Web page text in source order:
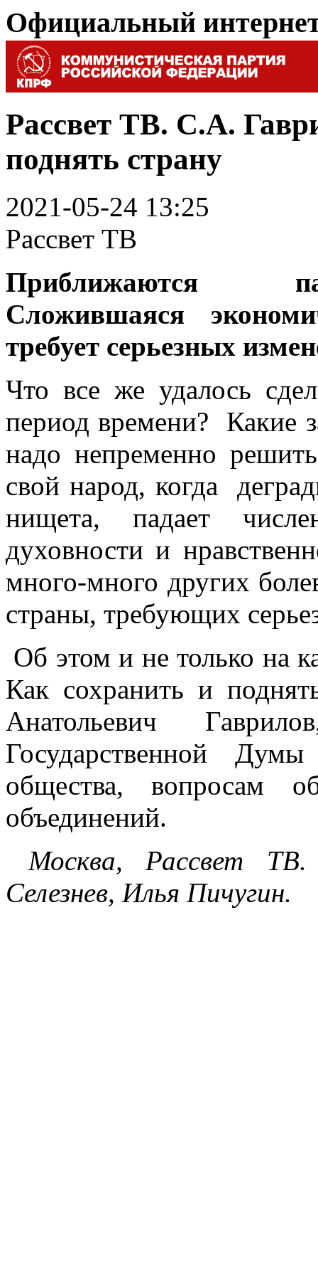
Официальный
Рассвет ТВ. С.А.
поднять страну
2021-05-24 13:25
Рассвет ТВ
Приближаются
Сложившаяся
требует серьезных
Что все же удалось
период времени? Какие
надо непременно
свой народ, когда
нищета, падает
духовности и
много-много других
страны, требующих
Об этом и не только на
Как сохранить и
Анатольевич
Государственной
общества, вопросам
объединений.
Москва, Рассвет ТВ.
Селезнев, Илья Пичугин.